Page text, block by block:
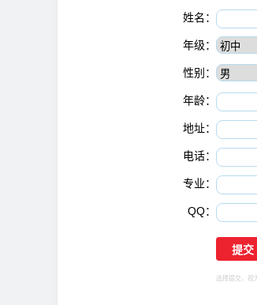
姓名：
年级：
性别：
年龄：
地址：
电话：
专业：
QQ：
选择提交，视